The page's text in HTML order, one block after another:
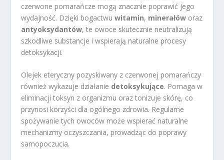
czerwone pomarańcze mogą znacznie poprawić jego
wydajność. Dzięki bogactwuwitamin, minerałów oraz
antyoksydantów, te owoce skutecznie neutralizują
szkodliwe substancje i wspierają naturalne procesy
detoksykacji.
Olejek eteryczny pozyskiwany z czerwonej pomarańczy
również wykazuje działanie detoksykujące. Pomaga w
eliminacji toksyn z organizmu oraz tonizuje skórę, co
przynosi korzyści dla ogólnego zdrowia. Regularne
spożywanie tych owoców może wspierać naturalne
mechanizmy oczyszczania, prowadząc do poprawy
samopoczucia.